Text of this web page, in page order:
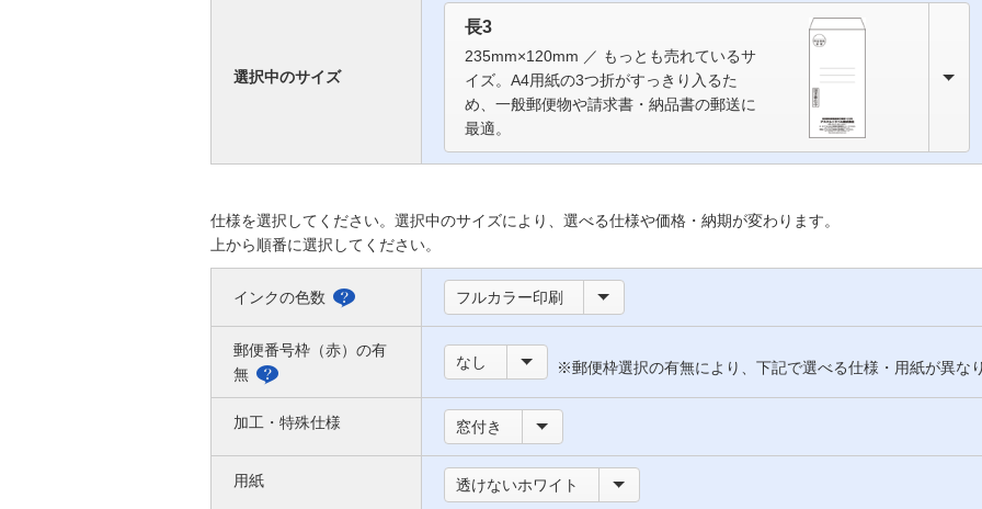
選択中のサイズ
長3
235mm×120mm ／ もっとも売れているサ
イズ。A4用紙の3つ折がすっきり入るた
め、一般郵便物や請求書・納品書の郵送に
最適。
仕様を選択してください。選択中のサイズにより、選べる仕様や価格・納期が変わります。
上から順番に選択してください。
インクの色数
べ
フルカラー印刷
郵便番号枠（赤）の有
無
便
番
なし ※郵便枠選択の有無により、下記で選べる仕様・用紙が異な
加工・特殊仕様 窓付き
用紙 透けないホワイト